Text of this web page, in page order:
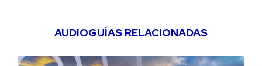
AUDIOGUÍAS RELACIONADAS